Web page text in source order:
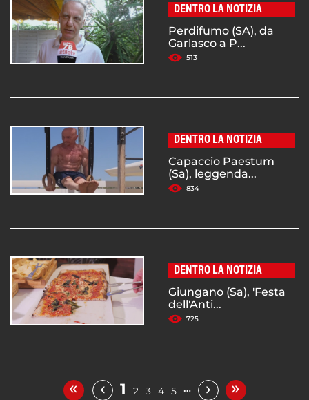
DENTRO LA NOTIZIA
Perdifumo (SA), da
Garlasco a P...
513
DENTRO LA NOTIZIA
Capaccio Paestum
(Sa), leggenda...
834
DENTRO LA NOTIZIA
Giungano (Sa), 'Festa
dell'Anti...
725
« ‹ 1 2 3 4 5 … › »